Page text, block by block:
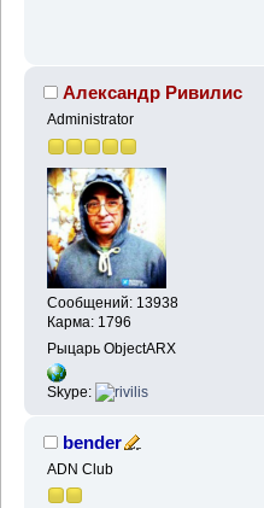
Александр Ривилис
Administrator
Сообщений: 13938
Карма: 1796
Рыцарь ObjectARX
Skype:
bender
ADN Club